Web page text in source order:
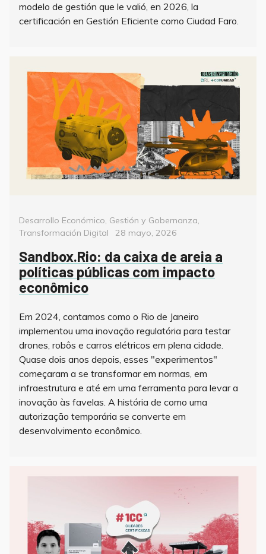
modelo de gestión que le valió, en 2026, la
certificación en Gestión Eficiente como Ciudad Faro.
Categorías
Desarrollo Económico, Gestión y Gobernanza,
Transformación Digital
Posted
28 mayo, 2026
Sandbox.Rio: da caixa de areia a
políticas públicas com impacto
econômico
Em 2024, contamos como o Rio de Janeiro
implementou uma inovação regulatória para testar
drones, robôs e carros elétricos em plena cidade.
Quase dois anos depois, esses "experimentos"
começaram a se transformar em normas, em
infraestrutura e até em uma ferramenta para levar a
inovação às favelas. A história de como uma
autorização temporária se converte em
desenvolvimento econômico.